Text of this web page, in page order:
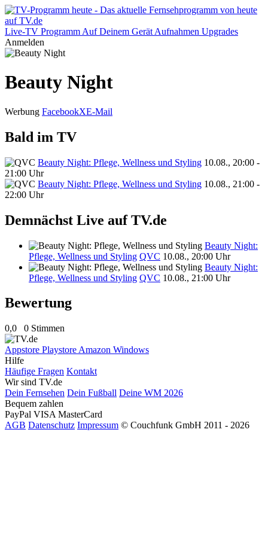
Live-TV Programm Auf Deinem Gerät Aufnahmen Upgrades
Anmelden
Beauty Night
Werbung FacebookXE-Mail
Bald im TV
Beauty Night: Pflege, Wellness und Styling 10.08., 20:00 -
21:00 Uhr
Beauty Night: Pflege, Wellness und Styling 10.08., 21:00 -
22:00 Uhr
Demnächst Live auf TV.de
Beauty Night:
Pflege, Wellness und Styling QVC 10.08., 20:00 Uhr
Beauty Night:
Pflege, Wellness und Styling QVC 10.08., 21:00 Uhr
Bewertung
0,0 0 Stimmen
Appstore Playstore Amazon Windows
Hilfe
Häufige Fragen Kontakt
Wir sind TV.de
Dein Fernsehen Dein Fußball Deine WM 2026
Bequem zahlen
PayPal VISA MasterCard
AGB Datenschutz Impressum © Couchfunk GmbH 2011 - 2026